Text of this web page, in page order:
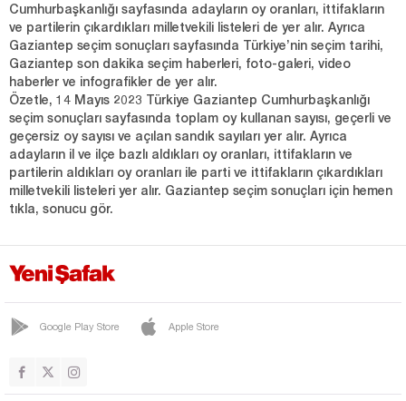
Cumhurbaşkanlığı sayfasında adayların oy oranları, ittifakların
ve partilerin çıkardıkları milletvekili listeleri de yer alır. Ayrıca
Gaziantep seçim sonuçları sayfasında Türkiye’nin seçim tarihi,
Gaziantep son dakika seçim haberleri, foto-galeri, video
haberler ve infografikler de yer alır.
Özetle, 14 Mayıs 2023 Türkiye Gaziantep Cumhurbaşkanlığı
seçim sonuçları sayfasında toplam oy kullanan sayısı, geçerli ve
geçersiz oy sayısı ve açılan sandık sayıları yer alır. Ayrıca
adayların il ve ilçe bazlı aldıkları oy oranları, ittifakların ve
partilerin aldıkları oy oranları ile parti ve ittifakların çıkardıkları
milletvekili listeleri yer alır. Gaziantep seçim sonuçları için hemen
tıkla, sonucu gör.
Google Play Store Apple Store